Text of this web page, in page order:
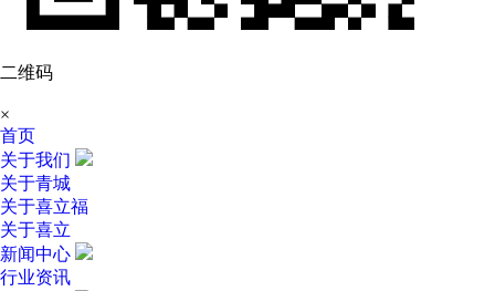
二维码
×
首页
关于我们
关于青城
关于喜立福
关于喜立
新闻中心
行业资讯